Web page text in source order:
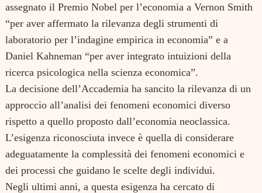
assegnato il Premio Nobel per l’economia a Vernon Smith
“per aver affermato la rilevanza degli strumenti di
laboratorio per l’indagine empirica in economia” e a
Daniel Kahneman “per aver integrato intuizioni della
ricerca psicologica nella scienza economica”.
La decisione dell’Accademia ha sancito la rilevanza di un
approccio all’analisi dei fenomeni economici diverso
rispetto a quello proposto dall’economia neoclassica.
L’esigenza riconosciuta invece è quella di considerare
adeguatamente la complessità dei fenomeni economici e
dei processi che guidano le scelte degli individui.
Negli ultimi anni, a questa esigenza ha cercato di